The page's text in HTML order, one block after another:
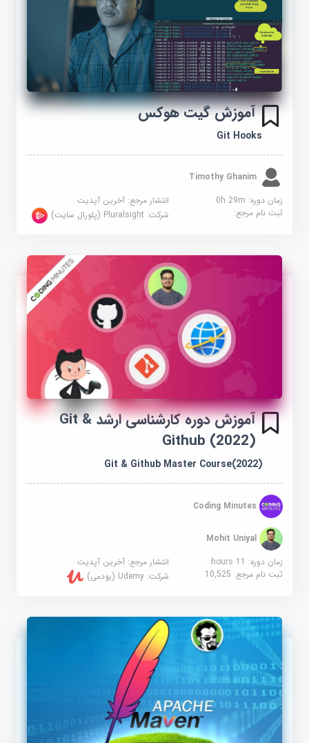
آموزش گیت هوکس
Git Hooks
Timothy Ghanim
زمان دوره: 0h 29m
انتشار مرجع:آخرین آپدیت
ثبت نام مرجع:
شرکت:Pluralsight (پلورال سایت)
آموزش دوره کارشناسی ارشد Git &
Github (2022)
Git & Github Master Course(2022)
Coding Minutes
Mohit Uniyal
زمان دوره: 11 hours
انتشار مرجع:آخرین آپدیت
ثبت نام مرجع:10,525 شرکت:Udemy (یودمی)